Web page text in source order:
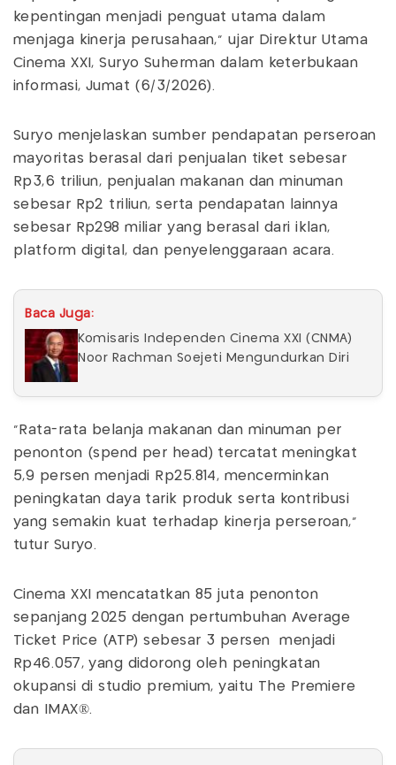
kepentingan menjadi penguat utama dalam
menjaga kinerja perusahaan," ujar Direktur Utama
Cinema XXI, Suryo Suherman dalam keterbukaan
informasi, Jumat (6/3/2026).
Suryo menjelaskan sumber pendapatan perseroan
mayoritas berasal dari penjualan tiket sebesar
Rp3,6 triliun, penjualan makanan dan minuman
sebesar Rp2 triliun, serta pendapatan lainnya
sebesar Rp298 miliar yang berasal dari iklan,
platform digital, dan penyelenggaraan acara.
Baca Juga:
Komisaris Independen Cinema XXI (CNMA)
Noor Rachman Soejeti Mengundurkan Diri
"Rata-rata belanja makanan dan minuman per
penonton (spend per head) tercatat meningkat
5,9 persen menjadi Rp25.814, mencerminkan
peningkatan daya tarik produk serta kontribusi
yang semakin kuat terhadap kinerja perseroan,"
tutur Suryo.
Cinema XXI mencatatkan 85 juta penonton
sepanjang 2025 dengan pertumbuhan Average
Ticket Price (ATP) sebesar 3 persen menjadi
Rp46.057, yang didorong oleh peningkatan
okupansi di studio premium, yaitu The Premiere
dan IMAX®.